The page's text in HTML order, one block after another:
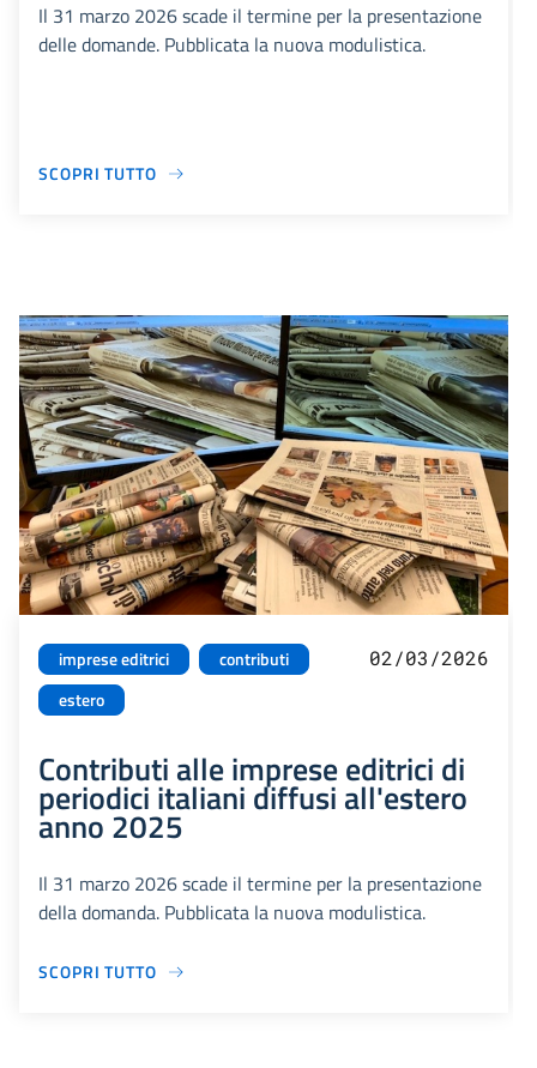
Il 31 marzo 2026 scade il termine per la presentazione
delle domande. Pubblicata la nuova modulistica.
SCOPRI TUTTO
imprese editrici
contributi
estero
02/03/2026
Contributi alle imprese editrici di
periodici italiani diffusi all'estero
anno 2025
Il 31 marzo 2026 scade il termine per la presentazione
della domanda. Pubblicata la nuova modulistica.
SCOPRI TUTTO